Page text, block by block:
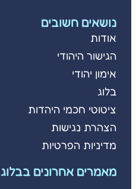
נושאים חשובים
אודות
הגישור היהודי
אימון יהודי
בלוג
ציטוטי חכמי היהדות
הצהרת נגישות
מדיניות הפרטיות
מאמרים אחרונים בבלוג